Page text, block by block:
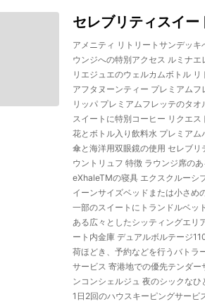
セレブリティスイー
アメニティ リトリートサンデッ
ウンジへの特別アクセス ルミナ
リエジュエのウェルカムボトル
アフタヌーンティー プレミアム
リッパ プレミアムフレッテのタ
スイートに特別コーヒー リクエ
花とボトル入り飲料水 プレミア
傘と海洋用双眼鏡の使用 セレブ
ウントリュフ 特徴 ラウンジ席の
eXhaleTMの寝具 エクスクルーシ
イーンサイズベッドまたは小さめ
一部のスイートにトランドルベッ
ある広々としたシッティングエリ
ート内金庫 デュアルボルテージ
荷ほどき、予約などを行うバトラ
サービス 寄港地での優先テンダー
ンコンシェルジュ 夜のシックな
1日2回のハウスキーピングサービ